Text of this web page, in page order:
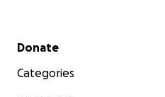
Secondary menu
Donate
Categories